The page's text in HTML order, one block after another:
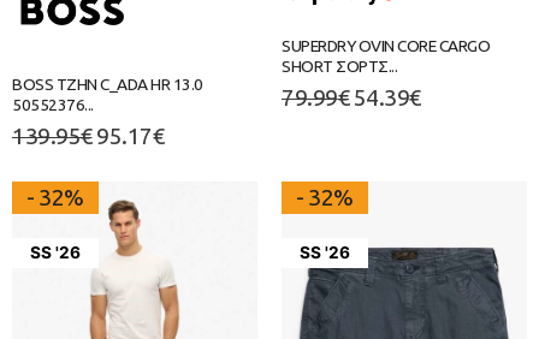
BOSS ΤΖΗΝ C_ADA HR 13.0
50552376...
139.95€ 95.17€
SUPERDRY OVIN CORE CARGO
SHORT ΣΟΡΤΣ...
79.99€ 54.39€
SS '26
- 32%
SS '26
- 32%